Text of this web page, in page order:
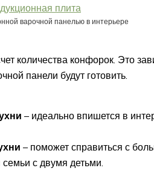
варочной панелью в интерьере
количества конфорок. Это
панели будут готовить.
– идеально впишется в
– поможет справиться с
с двумя детьми.